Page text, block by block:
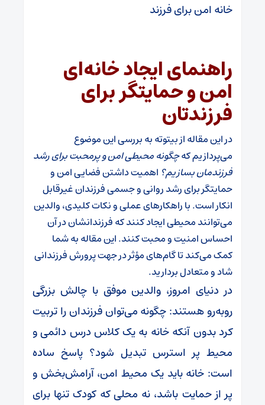
خانه امن برای فرزند
راهنمای ایجاد خانه‌ای
امن و حمایتگر برای
فرزندتان
در این مقاله از بیتوته به بررسی این موضوع
می‌پردازیم کهچگونه محیطی امن و پرمحبت برای رشد
فرزندمان بسازیم؟ اهمیت داشتن فضایی امن و
حمایتگر برای رشد روانی و جسمی فرزندان غیرقابل
انکار است. با راهکارهای عملی و نکات کلیدی، والدین
می‌توانند محیطی ایجاد کنند که فرزندانشان در آن
احساس امنیت و محبت کنند. این مقاله به شما
کمک می‌کند تا گام‌های مؤثر در جهت پرورش فرزندانی
شاد و متعادل بردارید.
در دنیای امروز، والدین موفق با چالش بزرگی
روبه‌رو هستند: چگونه می‌توان فرزندان را تربیت
کرد بدون آنکه خانه به یک کلاس درس دائمی و
محیط پر استرس تبدیل شود؟ پاسخ ساده
است: خانه باید یک محیط امن، آرامش‌بخش و
پر از حمایت باشد، نه محلی که کودک تنها برای